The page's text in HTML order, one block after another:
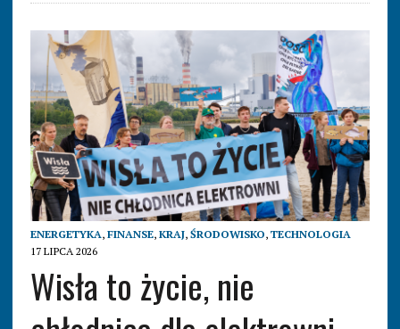
ENERGETYKA, FINANSE, KRAJ, ŚRODOWISKO, TECHNOLOGIA
17 LIPCA 2026
Wisła to życie, nie